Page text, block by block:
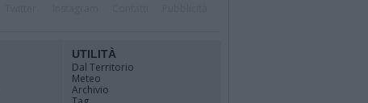
UTILITÀ
Dal Territorio
Meteo
Archivio